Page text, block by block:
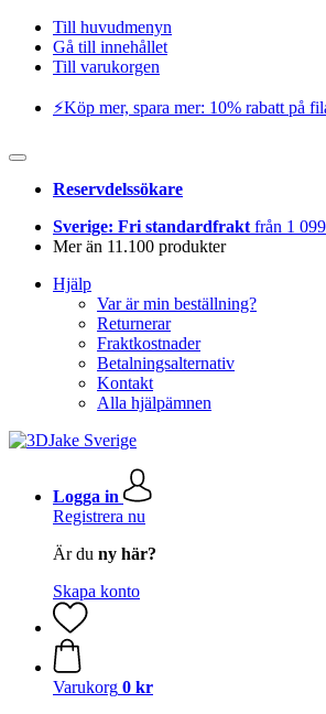
Till huvudmenyn
Gå till innehållet
Till varukorgen
⚡️Köp mer, spara mer: 10% rabatt på
Reservdelssökare
Sverige: Fri standardfrakt från 1
Mer än 11.100 produkter
Hjälp
Var är min beställning?
Returnerar
Fraktkostnader
Betalningsalternativ
Kontakt
Alla hjälpämnen
Logga in
Registrera nu
Är du ny här?
Skapa konto
Varukorg 0 kr